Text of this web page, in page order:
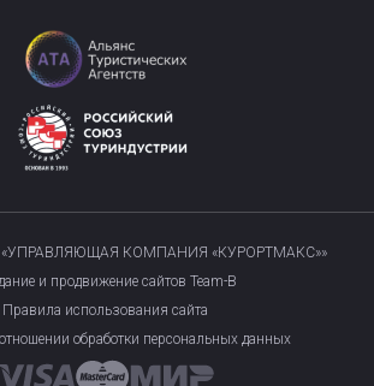
«УПРАВЛЯЮЩАЯ КОМПАНИЯ «КУРОРТМАКС»»
и продвижение сайтов Team-B
Правила использования сайта
обработки персональных данных